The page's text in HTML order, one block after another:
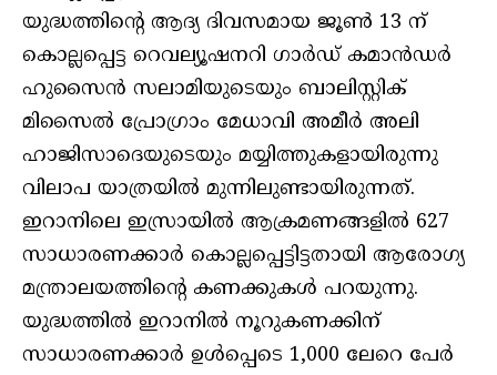
യുദ്ധത്തിന്റെ ആദ്യ ദിവസമായ ജൂണ്‍ 13 ന്
കൊല്ലപ്പെട്ട റെവല്യൂഷനറി ഗാര്‍ഡ് കമാന്‍ഡര്‍
ഹുസൈന്‍ സലാമിയുടെയും ബാലിസ്റ്റിക്
മിസൈല്‍ പ്രോഗ്രാം മേധാവി അമീര്‍ അലി
ഹാജിസാദെയുടെയും മയ്യിത്തുകളായിരുന്നു
വിലാപ യാത്രയില്‍ മുന്നിലുണ്ടായിരുന്നത്.
ഇറാനിലെ ഇസ്രായില്‍ ആക്രമണങ്ങളില്‍ 627
സാധാരണക്കാര്‍ കൊല്ലപ്പെട്ടിട്ടതായി ആരോഗ്യ
മന്ത്രാലയത്തിന്റെ കണക്കുകള്‍ പറയുന്നു.
യുദ്ധത്തില്‍ ഇറാനില്‍ നൂറുകണക്കിന്
സാധാരണക്കാര്‍ ഉള്‍പ്പെടെ 1,000 ലേറെ പേര്‍